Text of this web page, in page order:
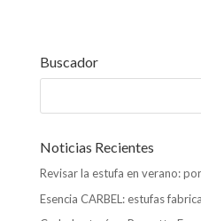
Buscador
Noticias Recientes
Revisar la estufa en verano:
Esencia CARBEL: estufas